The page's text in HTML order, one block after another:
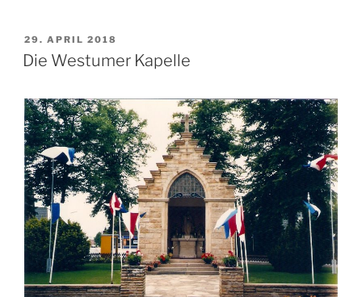
VERÖFFENTLICHT
AM
29. APRIL 2018
Die Westumer Kapelle